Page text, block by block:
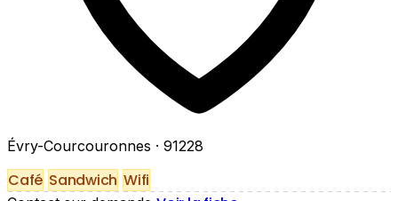
Évry-Courcouronnes · 91228
Café Sandwich Wifi